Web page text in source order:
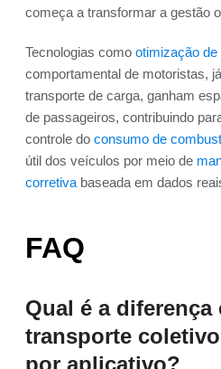
começa a transformar a gestão
Tecnologias como otimização de
comportamental de motoristas,
transporte de carga, ganham
de passageiros, contribuindo
controle do consumo de
útil dos veículos por meio de
corretiva baseada em dados
FAQ
Qual é a diferença
transporte
por aplicativo?